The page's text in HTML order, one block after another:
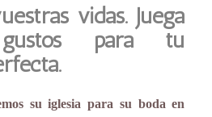
vidas. Juega
para tu
su iglesia para su boda en